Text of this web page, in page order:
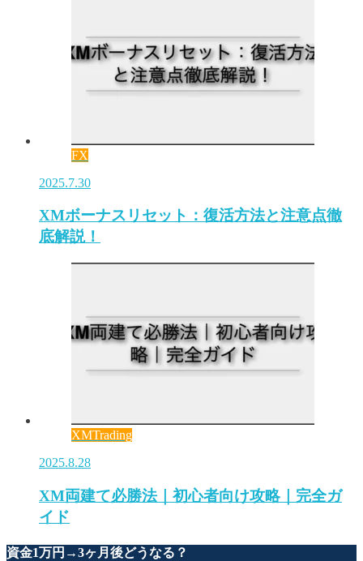
FX
2025.7.30
XMボーナスリセット：復活方法と注意点徹
底解説！
XMTrading
2025.8.28
XM両建て必勝法｜初心者向け攻略｜完全ガ
イド
資金1万円→3ヶ月後どうなる？